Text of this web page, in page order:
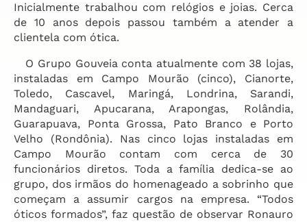
Inicialmente trabalhou com relógios e joias. Cerca
de 10 anos depois passou também a atender a
clientela com ótica.
O Grupo Gouveia conta atualmente com 38 lojas,
instaladas em Campo Mourão (cinco), Cianorte,
Toledo, Cascavel, Maringá, Londrina, Sarandi,
Mandaguari, Apucarana, Arapongas, Rolândia,
Guarapuava, Ponta Grossa, Pato Branco e Porto
Velho (Rondônia). Nas cinco lojas instaladas em
Campo Mourão contam com cerca de 30
funcionários diretos. Toda a família dedica-se ao
grupo, dos irmãos do homenageado a sobrinho que
começam a assumir cargos na empresa. “Todos
óticos formados”, faz questão de observar Ronauro